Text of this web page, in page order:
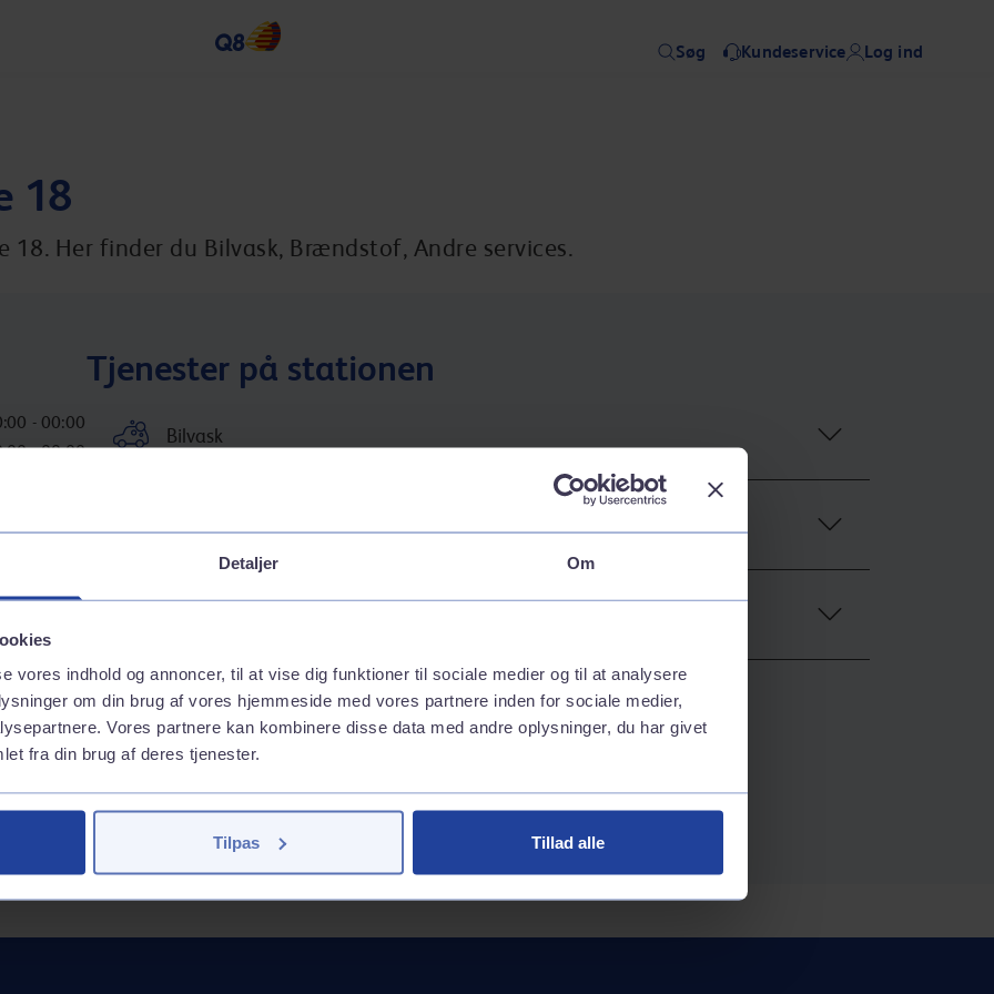
Detaljer Om
vores indhold og annoncer, til at vise dig funktioner til sociale medier og til at analysere
om din brug af vores hjemmeside med vores partnere inden for sociale medier,
Vores partnere kan kombinere disse data med andre oplysninger, du har givet
fra din brug af deres tjenester.
Tilpas Tillad alle
Søg
Kundeservice Log ind
18
18. Her finder du Bilvask, Brændstof, Andre services.
- 00:00
- 00:00
Tjenester på stationen
Bilvask
GoEasy 95 (E10)
GoEasy Diesel
Inkluderede services
Vask med appen
Tank med appen